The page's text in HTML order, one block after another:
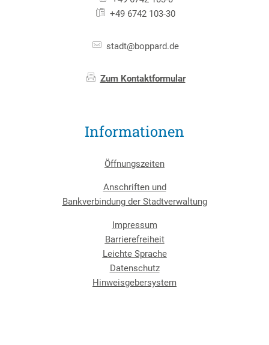
+49 6742 103-30
stadt@boppard.de
Zum Kontaktformular
Informationen
Öffnungszeiten
Anschriften und
Bankverbindung der Stadtverwaltung
Impressum
Barrierefreiheit
Leichte Sprache
Datenschutz
Hinweisgebersystem